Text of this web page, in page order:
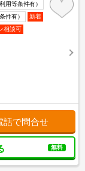
用等条件有）
件有）
新着
相談可
話で問合せ
無料